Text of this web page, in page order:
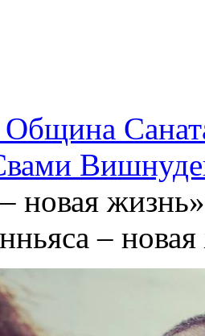
Община
новая жизнь»
–